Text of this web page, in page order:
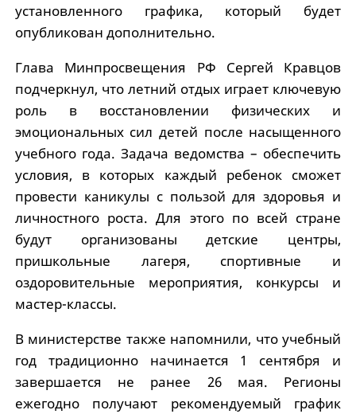
установленного графика, который будет
опубликован дополнительно.
Глава Минпросвещения РФ Сергей Кравцов
подчеркнул, что летний отдых играет ключевую
роль в восстановлении физических и
эмоциональных сил детей после насыщенного
учебного года. Задача ведомства – обеспечить
условия, в которых каждый ребенок сможет
провести каникулы с пользой для здоровья и
личностного роста. Для этого по всей стране
будут организованы детские центры,
пришкольные лагеря, спортивные и
оздоровительные мероприятия, конкурсы и
мастер-классы.
В министерстве также напомнили, что учебный
год традиционно начинается 1 сентября и
завершается не ранее 26 мая. Регионы
ежегодно получают рекомендуемый график